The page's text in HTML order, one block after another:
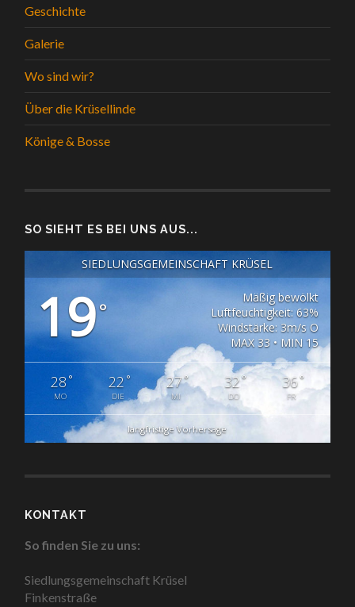
Geschichte
Galerie
Wo sind wir?
Über die Krüsellinde
Könige & Bosse
SO SIEHT ES BEI UNS AUS...
SIEDLUNGSGEMEINSCHAFT KRÜSEL
19°
Mäßig bewölkt
Luftfeuchtigkeit: 63%
Windstärke: 3m/s O
MAX 33 • MIN 15
28°
MO
22 °
DIE
27°
MI
32°
DO
36°
FR
langfristige Vorhersage
KONTAKT
So finden Sie zu uns:
Siedlungsgemeinschaft Krüsel
Finkenstraße